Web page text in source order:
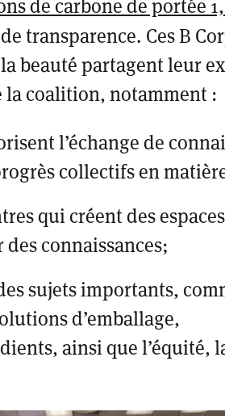
transparence. Ces B
beauté partagent leur
coalition, notamment :
l’échange de
collectifs en
qui créent des
connaissances;
sujets importants,
d’emballage,
ainsi que l’équité,